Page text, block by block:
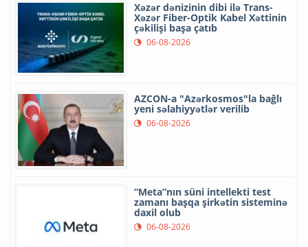
Xəzər dənizinin dibi ilə Trans-
Xəzər Fiber-Optik Kabel Xəttinin
çəkilişi başa çatıb
06-08-2026
AZCON-a "Azərkosmos"la bağlı
yeni səlahiyyətlər verilib
06-08-2026
“Meta”nın süni intellekti test
zamanı başqa şirkətin sisteminə
daxil olub
06-08-2026